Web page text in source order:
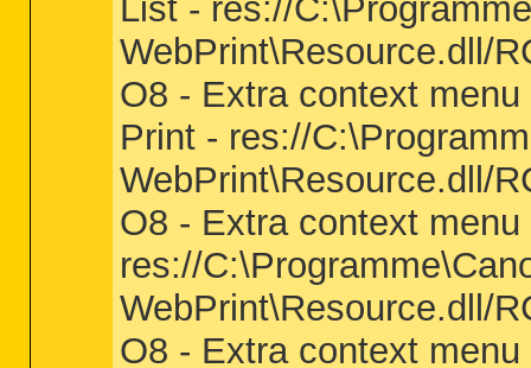
List - res://
WebPrint\Resource.dll/
O8 - Extra context
Print - res://
WebPrint\Resource.dll/
O8 - Extra context
res://
WebPrint\Resource.dll/
O8 - Extra context